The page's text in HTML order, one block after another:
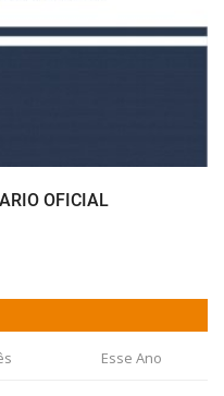
OFICIAL
Esse Ano